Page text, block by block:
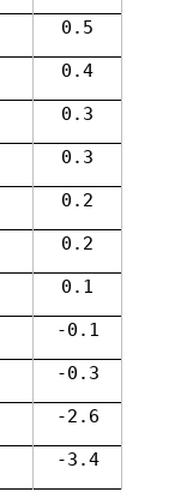
0.5
0.4
0.3
0.3
0.2
0.2
0.1
-0.1
-0.3
-2.6
-3.4